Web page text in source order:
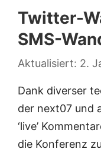
Twitter-
SMS-
2.
Dank diverser
der next07 und
‘live’
die Konferenz